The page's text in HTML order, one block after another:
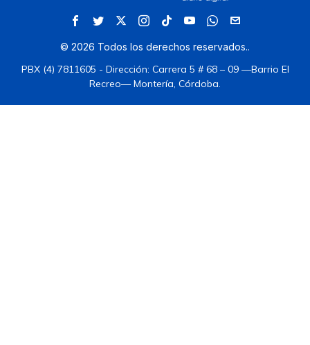
© 2026 Todos los derechos reservados..
PBX (4) 7811605 - Dirección: Carrera 5 # 68 – 09 —Barrio El
Recreo— Montería, Córdoba.